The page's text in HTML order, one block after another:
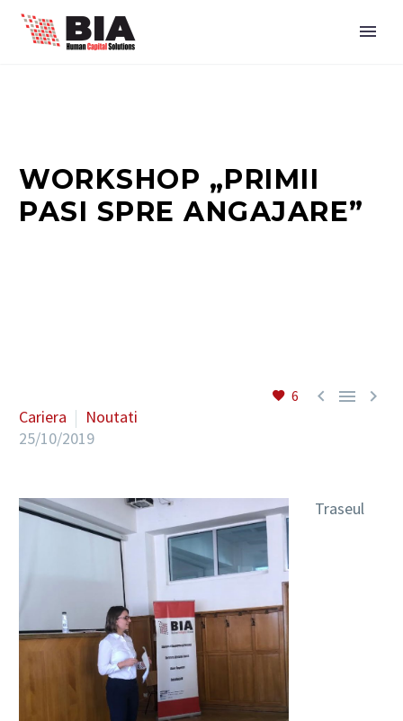
WORKSHOP „PRIMII
PASI SPRE ANGAJARE”
6   
Cariera
Noutati
25/10/2019
Traseul